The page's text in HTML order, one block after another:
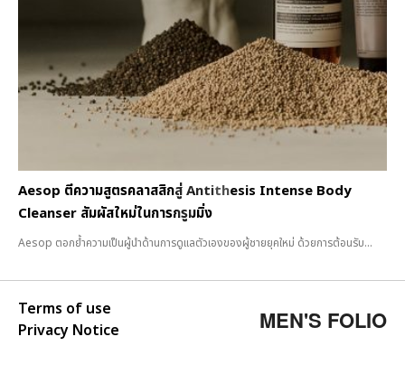
Aesop ตีความสูตรคลาสสิกสู่ Antithesis Intense Body
Cleanser สัมผัสใหม่ในการกรูมมิ่ง
Aesop ตอกย้ำความเป็นผู้นำด้านการดูแลตัวเองของผู้ชายยุคใหม่ ด้วยการต้อนรับ...
Terms of use
Privacy Notice
MEN'S FOLIO